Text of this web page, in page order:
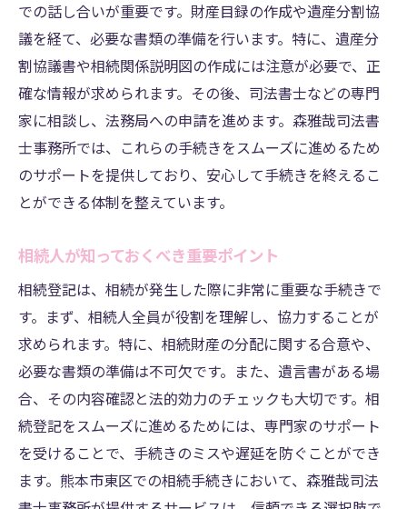
での話し合いが重要です。財産目録の作成や遺産分割協
議を経て、必要な書類の準備を行います。特に、遺産分
割協議書や相続関係説明図の作成には注意が必要で、正
確な情報が求められます。その後、司法書士などの専門
家に相談し、法務局への申請を進めます。森雅哉司法書
士事務所では、これらの手続きをスムーズに進めるため
のサポートを提供しており、安心して手続きを終えるこ
とができる体制を整えています。
相続人が知っておくべき重要ポイント
相続登記は、相続が発生した際に非常に重要な手続きで
す。まず、相続人全員が役割を理解し、協力することが
求められます。特に、相続財産の分配に関する合意や、
必要な書類の準備は不可欠です。また、遺言書がある場
合、その内容確認と法的効力のチェックも大切です。相
続登記をスムーズに進めるためには、専門家のサポート
を受けることで、手続きのミスや遅延を防ぐことができ
ます。熊本市東区での相続手続きにおいて、森雅哉司法